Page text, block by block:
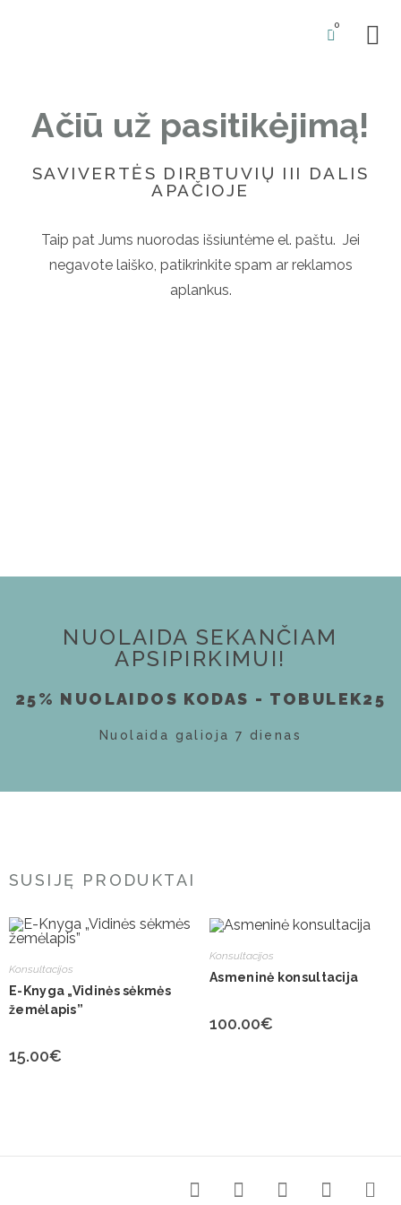
0
Ačiū už pasitikėjimą!
SAVIVERTĖS DIRBTUVIŲ III DALIS
APAČIOJE
Taip pat Jums nuorodas išsiuntėme el. paštu. Jei
negavote laiško, patikrinkite spam ar reklamos
aplankus.
NUOLAIDA SEKANČIAM
APSIPIRKIMUI!
25% NUOLAIDOS KODAS - TOBULEK25
Nuolaida galioja 7 dienas
SUSIJĘ PRODUKTAI
Konsultacijos
E-Knyga „Vidinės sėkmės
žemėlapis”
15.00€
Konsultacijos
Asmeninė konsultacija
100.00€